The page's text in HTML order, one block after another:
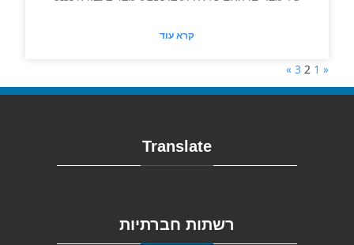
קרא עוד
«
1
2
3
»
Translate
רשתות חברתיות